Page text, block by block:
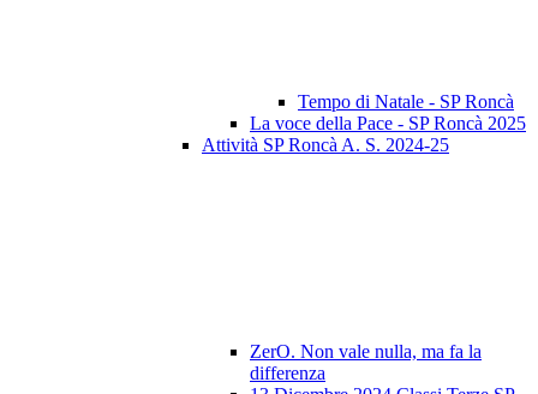
Tempo di Natale - SP Roncà
La voce della Pace - SP Roncà 2025
Attività SP Roncà A. S. 2024-25
ZerO. Non vale nulla, ma fa la
differenza